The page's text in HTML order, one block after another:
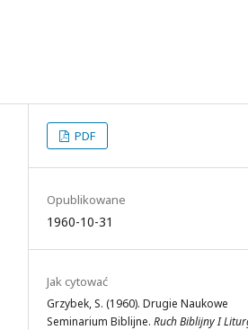
PDF
Opublikowane
1960-10-31
Jak cytować
Grzybek, S. (1960). Drugie Naukowe
Seminarium Biblijne. Ruch Biblijny I